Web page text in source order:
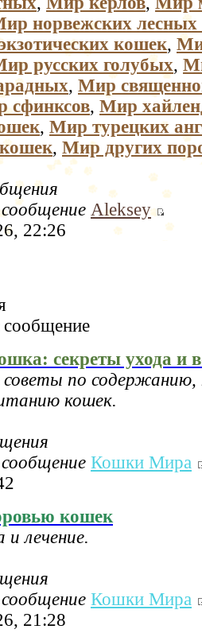
норвежских
кошек,
русских голубых,
, Мир
сфинксов, Мир
, Мир турецких
, Мир других
Aleksey
22:26
секреты ухода и
по содержанию,
кошек.
Кошки Мира
кошек
лечение.
Кошки Мира
21:28